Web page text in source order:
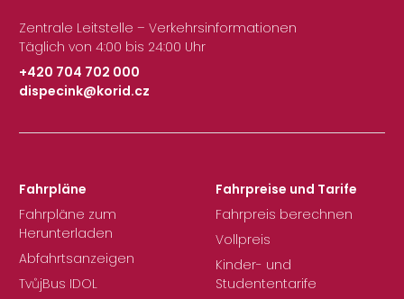
Zentrale Leitstelle – Verkehrsinformationen
Täglich von 4:00 bis 24:00 Uhr
+420 704 702 000
|
dispecink@korid.cz
Fahrpläne
Fahrpläne zum
Herunterladen
Abfahrtsanzeigen
TvůjBus IDOL
Fahrpreise und Tarife
Fahrpreis berechnen
Vollpreis
Kinder- und
Studententarife